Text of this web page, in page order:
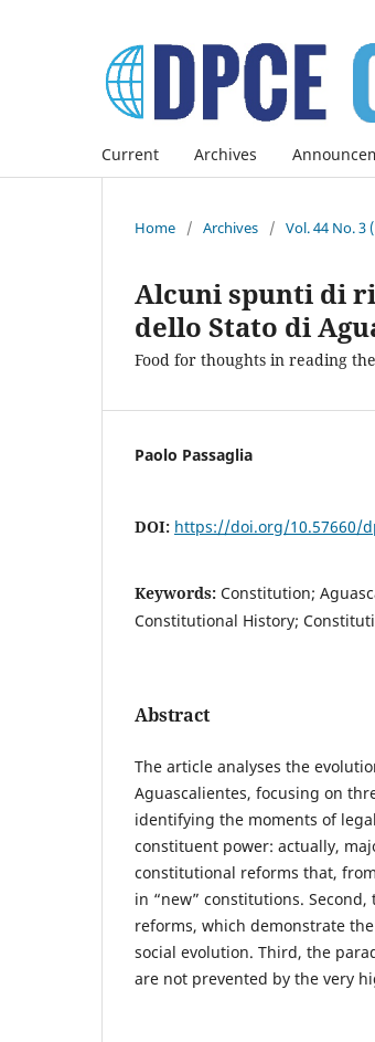
Current Archives
Home / Archives / Vol. 44 No. 3
Alcuni spunti di
dello Stato di
Food for thoughts in reading
Paolo Passaglia
DOI: https://doi.org/10.57660/
Keywords: Constitution;
Constitutional History;
Abstract
The article analyses the
Aguascalientes, focusing on
identifying the moments of
constituent power: actually,
constitutional reforms that,
in “new” constitutions.
reforms, which demonstrate
social evolution. Third, the
are not prevented by the very